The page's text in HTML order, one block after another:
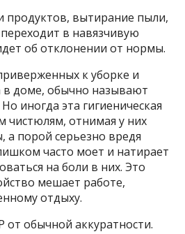
продуктов, вытирание пыли,
в навязчивую
об отклонении от нормы.
к уборке и
доме, обычно называют
иногда эта гигиеническая
чистюлям, отнимая у них
а порой серьезно вредя
часто моет и натирает
на боли в них. Это
мешает работе,
отдыху.
обычной аккуратности.